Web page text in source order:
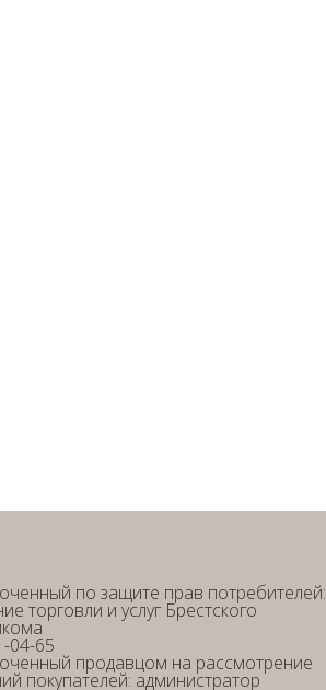
по защите прав потребителей:
торговли и услуг Брестского
04-65
продавцом на рассмотрение
покупателей: администратор